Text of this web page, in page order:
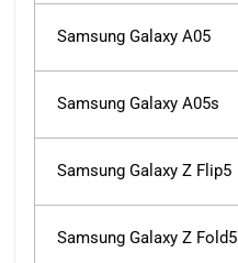
Samsung Galaxy A05
Samsung Galaxy A05s
Samsung Galaxy Z Flip5
Samsung Galaxy Z Fold5